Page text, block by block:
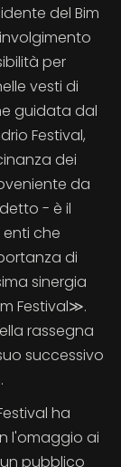
del Bim
per
vesti di
guidata dal
Festival,
dei
da
- è il
che
di
sinergia
Festival≫.
rassegna
successivo
ha
l'omaggio ai
pubblico